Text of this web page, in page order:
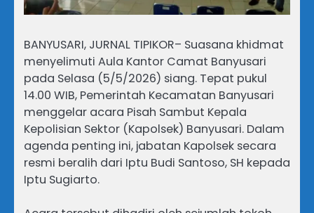
BANYUSARI, JURNAL TIPIKOR– Suasana khidmat
menyelimuti Aula Kantor Camat Banyusari
pada Selasa (5/5/2026) siang. Tepat pukul
14.00 WIB, Pemerintah Kecamatan Banyusari
menggelar acara Pisah Sambut Kepala
Kepolisian Sektor (Kapolsek) Banyusari. Dalam
agenda penting ini, jabatan Kapolsek secara
resmi beralih dari Iptu Budi Santoso, SH kepada
Iptu Sugiarto.